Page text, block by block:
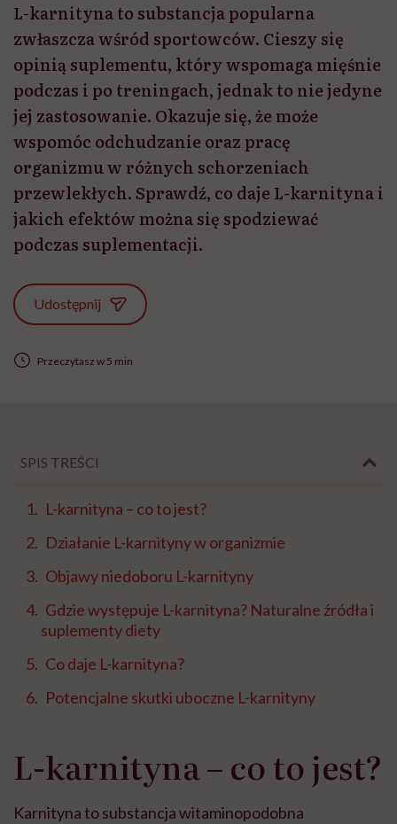
L-karnityna to substancja popularna
zwłaszcza wśród sportowców. Cieszy się
opinią suplementu, który wspomaga mięśnie
podczas i po treningach, jednak to nie jedyne
jej zastosowanie. Okazuje się, że może
wspomóc odchudzanie oraz pracę
organizmu w różnych schorzeniach
przewlekłych. Sprawdź, co daje L-karnityna i
jakich efektów można się spodziewać
podczas suplementacji.
Udostępnij
Przeczytasz w 5 min
SPIS TREŚCI
L-karnityna – co to jest?
Działanie L-karnityny w organizmie
Objawy niedoboru L-karnityny
Gdzie występuje L-karnityna? Naturalne źródła i
suplementy diety
Co daje L-karnityna?
Potencjalne skutki uboczne L-karnityny
L-karnityna – co to jest?
Karnityna to substancja witaminopodobna